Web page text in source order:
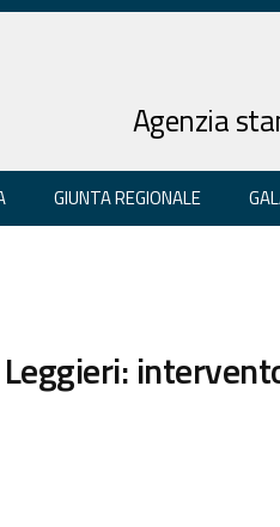
Agenzia
GIUNTA REGIONALE